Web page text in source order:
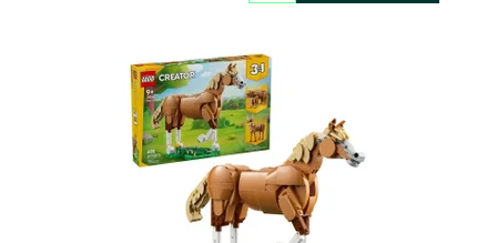
Užijte si dobrodružství plná zábavy se 3 různými
úžasnými zvířaty. Sledujte, jak krásný hnědý kůň s
béžovou hřívou klusá trávou a pak se vztyčí na zadních
nohách. Pak model přestavte na hnědého medvěda,
který si hraje vedle malého vodopádu, nebo na...
Skladem 1
12549
LEGO